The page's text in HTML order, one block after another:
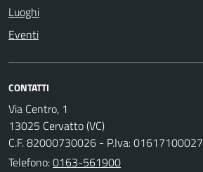
Luoghi
Eventi
CONTATTI
Via Centro, 1
13025 Cervatto (VC)
C.F. 82000730026 - P.Iva: 01617100027
Telefono:0163-561900